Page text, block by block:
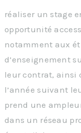
réaliser un stage
opportunité
notamment aux
d’enseignement
leur contrat, ainsi
l’année suivant
prend une
dans un réseau